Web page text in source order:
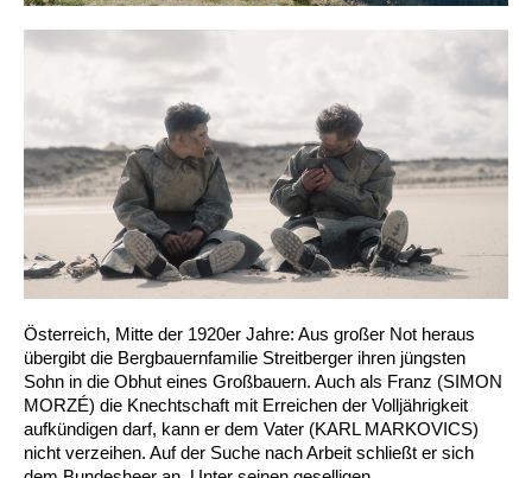
Österreich, Mitte der 1920er Jahre: Aus großer Not heraus
übergibt die Bergbauernfamilie Streitberger ihren jüngsten
Sohn in die Obhut eines Großbauern. Auch als Franz (SIMON
MORZÉ) die Knechtschaft mit Erreichen der Volljährigkeit
aufkündigen darf, kann er dem Vater (KARL MARKOVICS)
nicht verzeihen. Auf der Suche nach Arbeit schließt er sich